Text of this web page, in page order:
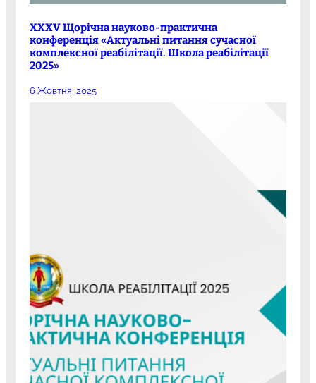
XXXV Щорічна науково-практична
конференція «Актуальні питання сучасної
комплексної реабілітації. Школа реабілітації
2025»
6 Жовтня, 2025